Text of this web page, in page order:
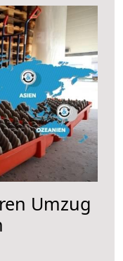
Umzug